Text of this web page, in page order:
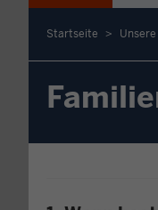
Sie
befinden
hier
Startseite